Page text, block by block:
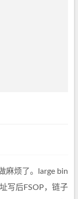
麻烦了。large bin
写后FSOP，链子